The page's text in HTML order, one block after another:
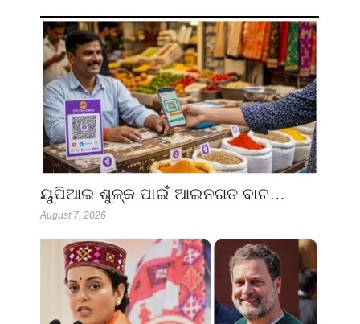
ୟୁପିଆଇ ଶୁଳ୍କ ପାଇଁ ଆଇନଗତ ବାଟ…
August 7, 2026